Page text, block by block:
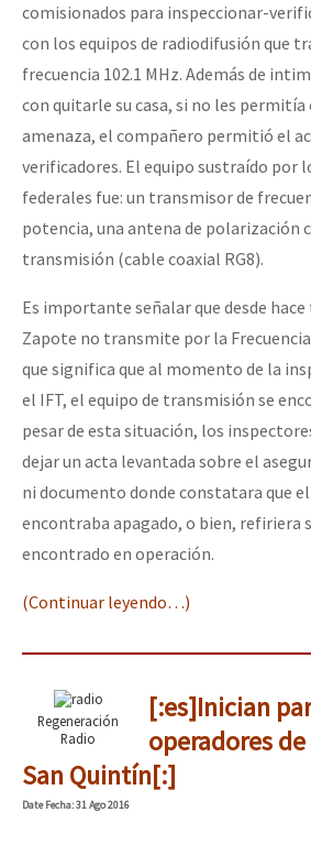
comisionados para inspeccionar-
con los equipos de radiodifusión que
frecuencia 102.1 MHz. Además de
con quitarle su casa, si no les
amenaza, el compañero permitió el
verificadores. El equipo sustraído por
federales fue: un transmisor de
potencia, una antena de polarización
transmisión (cable coaxial RG8).
Es importante señalar que desde hace
Zapote no transmite por la
que significa que al momento de la
el IFT, el equipo de transmisión se
pesar de esta situación, los
dejar un acta levantada sobre el
ni documento donde constatara que
encontraba apagado, o bien, refiriera
encontrado en operación.
(Continuar leyendo…)
Regeneración
Radio
[:es]Inician
operadores
San Quintín[:]
DateFecha: 31 Ago 2016